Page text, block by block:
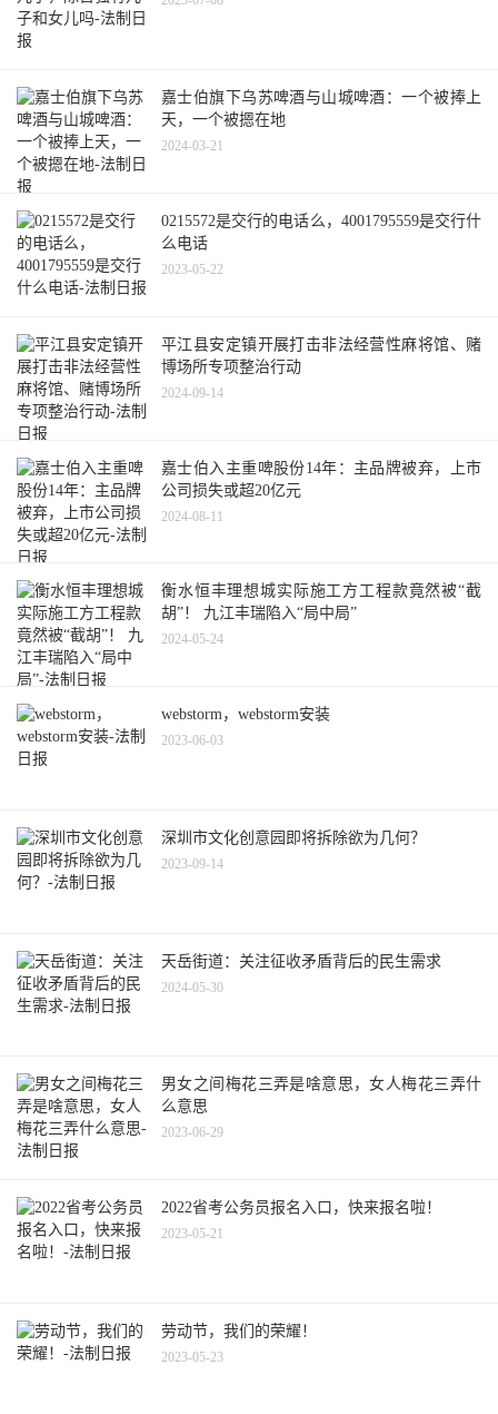
嘉士伯旗下乌苏啤酒与山城啤酒：一个被捧上
天，一个被摁在地
2024-03-21
0215572是交行的电话么，4001795559是交行什
么电话
2023-05-22
平江县安定镇开展打击非法经营性麻将馆、赌
博场所专项整治行动
2024-09-14
嘉士伯入主重啤股份14年：主品牌被弃，上市
公司损失或超20亿元
2024-08-11
衡水恒丰理想城实际施工方工程款竟然被“截
胡”！ 九江丰瑞陷入“局中局”
2024-05-24
webstorm，webstorm安装
2023-06-03
深圳市文化创意园即将拆除欲为几何？
2023-09-14
天岳街道：关注征收矛盾背后的民生需求
2024-05-30
男女之间梅花三弄是啥意思，女人梅花三弄什
么意思
2023-06-29
2022省考公务员报名入口，快来报名啦！
2023-05-21
劳动节，我们的荣耀！
2023-05-23